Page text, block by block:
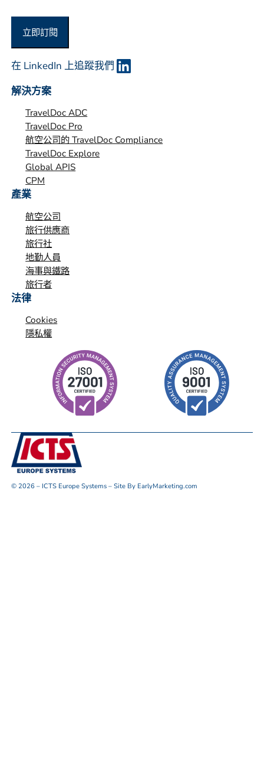
立即訂閱
在 LinkedIn 上追蹤我們
解決方案
TravelDoc ADC
TravelDoc Pro
航空公司的 TravelDoc Compliance
TravelDoc Explore
Global APIS
CPM
產業
航空公司
旅行供應商
旅行社
地勤人員
海事與鐵路
旅行者
法律
Cookies
隱私權
© 2026 – ICTS Europe Systems – Site By EarlyMarketing.com